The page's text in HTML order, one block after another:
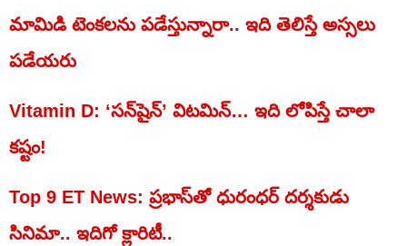
మామిడి టెంకలను పడేస్తున్నారా.. ఇది తెలిస్తే అస్సలు
పడేయరు
Vitamin D: ‘సన్‌షైన్’ విటమిన్… ఇది లోపిస్తే చాలా
కష్టం!
Top 9 ET News: ప్రభాస్‌తో ధురంధర్ దర్శకుడు
సినిమా.. ఇదిగో క్లారిటీ..